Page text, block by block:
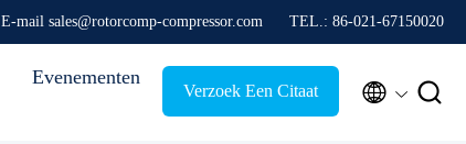
E-mail sales@rotorcomp-compressor.com TEL.: 86-021-67150020
Evenementen
Verzoek Een Citaat  